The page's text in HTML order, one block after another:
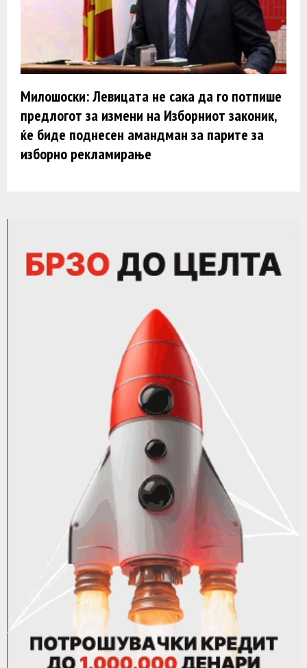
Милошоски: Левицата не сака да го потпише
предлогот за измени на Изборниот законик,
ќе биде поднесен амандман за парите за
изборно рекламирање